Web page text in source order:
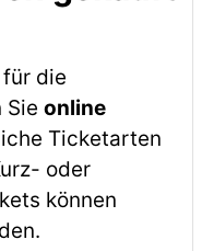
die
Sie online
Ticketarten
oder
können